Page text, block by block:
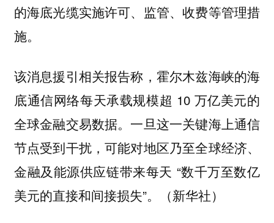
的海底光缆实施许可、监管、收费等管理措
施。
该消息援引相关报告称，霍尔木兹海峡的海
底通信网络每天承载规模超 10 万亿美元的
全球金融交易数据。一旦这一关键海上通信
节点受到干扰，可能对地区乃至全球经济、
金融及能源供应链带来每天 “数千万至数亿
美元的直接和间接损失”。（新华社）